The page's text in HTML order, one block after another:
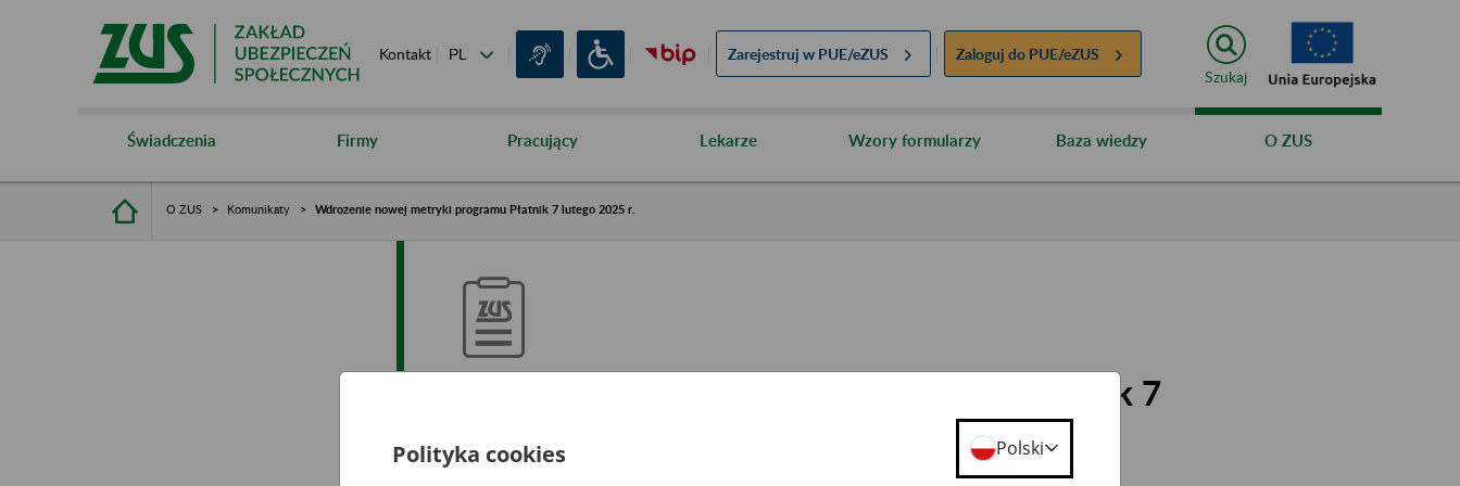
Kontakt Zarejestruj w PUE/eZUS Zaloguj do PUE/eZUS
Szukaj
Świadczenia Firmy Pracujący Lekarze Wzory formularzy Baza wiedzy O ZUS
O ZUS Komunikaty Wdrożenie nowej metryki programu Płatnik 7 lutego 2025 r.
Wdrożenie nowej metryki programu Płatnik 7
lutego 2025 r.
Polityka cookies Polski